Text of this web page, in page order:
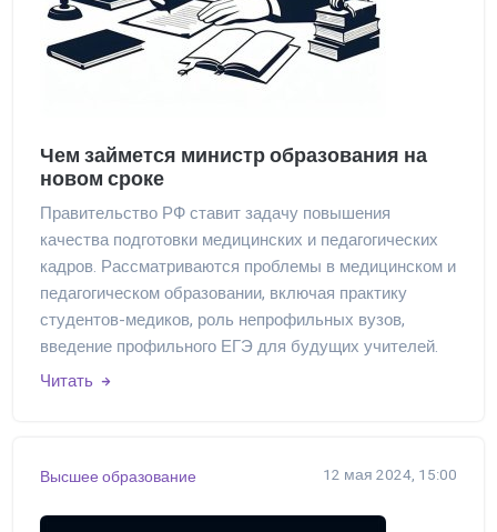
Чем займется министр образования на
новом сроке
Правительство РФ ставит задачу повышения
качества подготовки медицинских и педагогических
кадров. Рассматриваются проблемы в медицинском и
педагогическом образовании, включая практику
студентов-медиков, роль непрофильных вузов,
введение профильного ЕГЭ для будущих учителей.
Читать
Высшее образование 12 мая 2024, 15:00